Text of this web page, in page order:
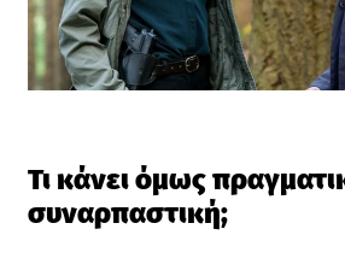
Τι κάνει όμως
συναρπαστική;